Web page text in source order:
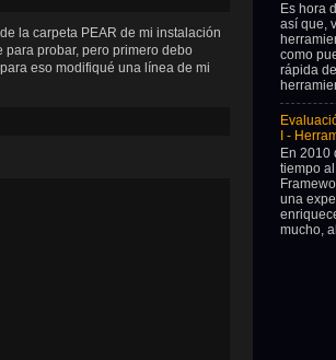
la carpeta PEAR de mi instalación
para probar, pero primero debo
eso modifiqué una línea de mi
Es hora
así que,
como
rápida
I -
En 2010
tiempo
una
mucho,